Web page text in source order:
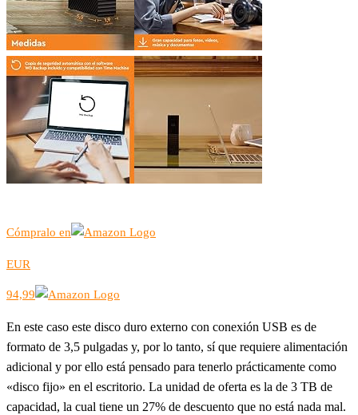
Cómpralo en
EUR
94,99
En este caso este disco duro externo con conexión USB es de
formato de 3,5 pulgadas y, por lo tanto, sí que requiere alimentación
adicional y por ello está pensado para tenerlo prácticamente como
«disco fijo» en el escritorio. La unidad de oferta es la de 3 TB de
capacidad, la cual tiene un 27% de descuento que no está nada mal.